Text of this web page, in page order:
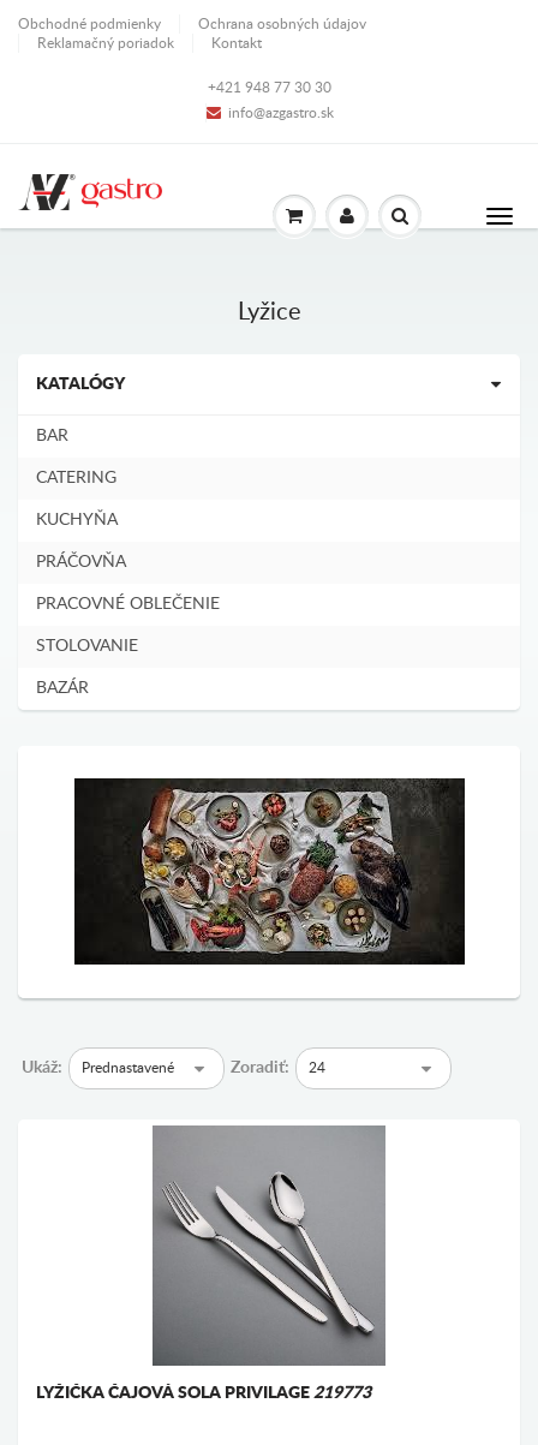
Obchodné podmienky
Ochrana osobných údajov
Reklamačný poriadok
Kontakt
+421 948 77 30 30
info@azgastro.sk
Lyžice
KATALÓGY
BAR
CATERING
KUCHYŇA
PRÁČOVŇA
PRACOVNÉ OBLEČENIE
STOLOVANIE
BAZÁR
Ukáž: Prednastavené Zoradiť: 24
LYŽIČKA ČAJOVÁ SOLA PRIVILAGE 219773